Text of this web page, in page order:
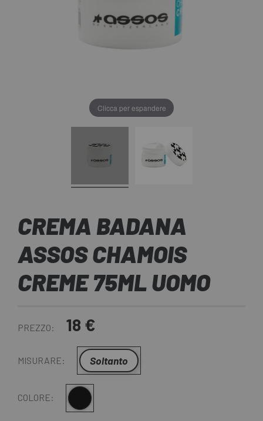
Clicca per espandere
CREMA BADANA
ASSOS CHAMOIS
CREME 75ML UOMO
PREZZO: 18 €
MISURARE: Soltanto
COLORE: Multiplo